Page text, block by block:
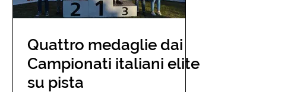
Quattro medaglie dai
Campionati italiani elite
su pista